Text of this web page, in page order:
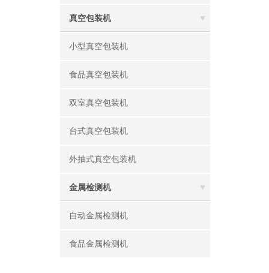
真空包装机
小型真空包装机
食品真空包装机
双室真空包装机
台式真空包装机
外抽式真空包装机
金属检测机
自动金属检测机
食品金属检测机